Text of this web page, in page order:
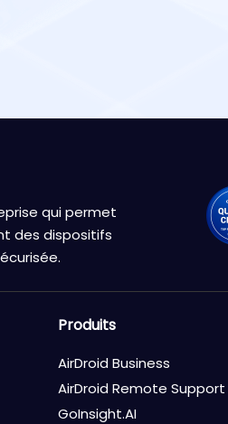
qui permet
des dispositifs
Produits
AirDroid Business
AirDroid Remote Support
GoInsight.AI